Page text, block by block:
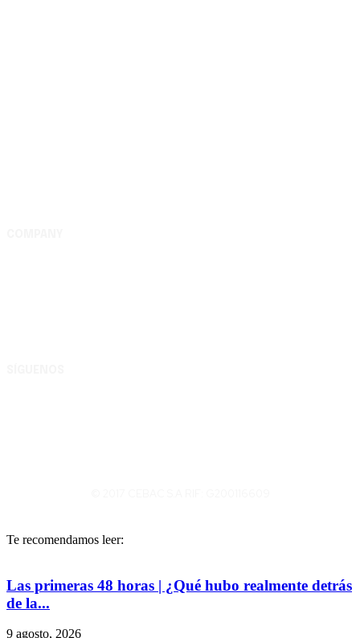
Te recomendamos leer:
Las primeras 48 horas | ¿Qué hubo realmente detrás
de la...
9 agosto, 2026